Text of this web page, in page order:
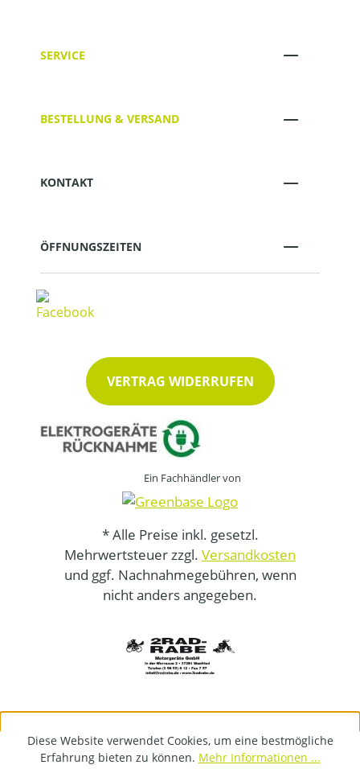
SERVICE
BESTELLUNG & VERSAND
KONTAKT
ÖFFNUNGSZEITEN
VERTRAG WIDERRUFEN
Ein Fachhändler von
* Alle Preise inkl. gesetzl.
Mehrwertsteuer zzgl. Versandkosten
und ggf. Nachnahmegebühren, wenn
nicht anders angegeben.
Diese Website verwendet Cookies, um eine bestmögliche
Erfahrung bieten zu können. Mehr Informationen ...